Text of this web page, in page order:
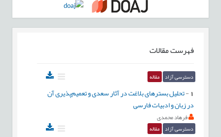
فهرست مقالات
دسترسی آزاد مقاله
-تحلیل بسترهای بلاغت در آثار سعدی و تعمیم‌پذیری آن
در زبان و ادبیات فارسی
فرهاد محمدی
دسترسی آزاد مقاله